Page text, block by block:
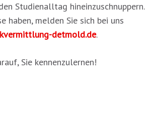
Studienalltag hineinzuschnuppern.
haben, melden Sie sich bei uns
detmold.de.
Sie kennenzulernen!